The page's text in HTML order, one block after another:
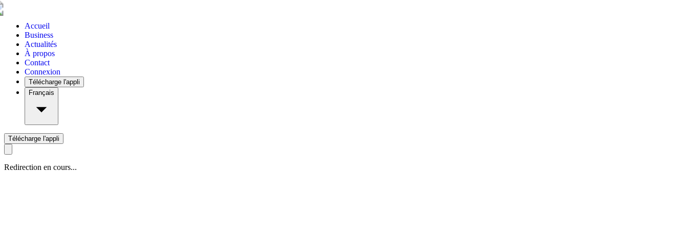
Accueil
Business
Actualités
À propos
Contact
Connexion
Télécharge l'appli
Français
Télécharge l'appli
Redirection en cours...